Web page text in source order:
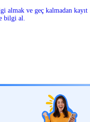
almak ve geç kalmadan kayıt
bilgi al.